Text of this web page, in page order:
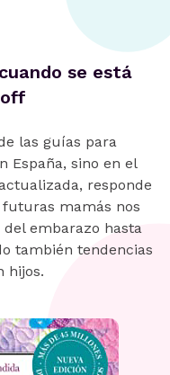
se está
las guías para
España, sino en el
responde
mamás nos
embarazo hasta
también tendencias
hijos.